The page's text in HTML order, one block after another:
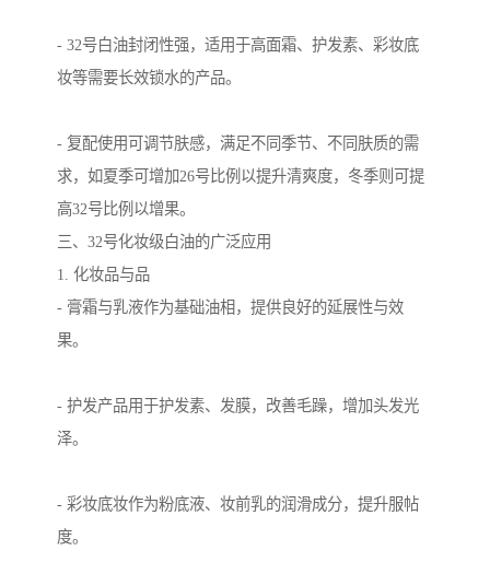
- 32号白油封闭性强，适用于高面霜、护发素、彩妆底
妆等需要长效锁水的产品。
- 复配使用可调节肤感，满足不同季节、不同肤质的需
求，如夏季可增加26号比例以提升清爽度，冬季则可提
高32号比例以增果。
三、32号化妆级白油的广泛应用
1. 化妆品与品
- 膏霜与乳液作为基础油相，提供良好的延展性与效
果。
- 护发产品用于护发素、发膜，改善毛躁，增加头发光
泽。
- 彩妆底妆作为粉底液、妆前乳的润滑成分，提升服帖
度。